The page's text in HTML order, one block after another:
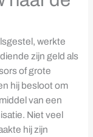
werkte
zijn geld als
of grote
hij besloot om
van een
Niet veel
hij zijn